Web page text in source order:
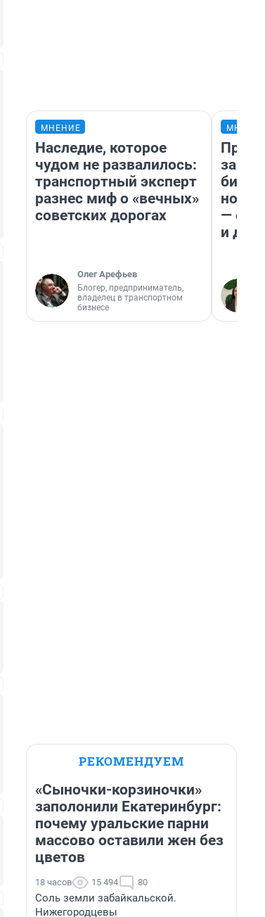
МНЕНИЕ
Наследие, которое
чудом не развалилось:
транспортный эксперт
разнес миф о «вечных»
советских дорогах
Олег Арефьев
Блогер, предприниматель,
владелец в транспортном
бизнесе
— он
и
РЕКОМЕНДУЕМ
«Сыночки-корзиночки»
заполонили Екатеринбург:
почему уральские парни
массово оставили жен без
цветов
18 часов 15 494 80
Соль земли забайкальской.
Нижегородцевы